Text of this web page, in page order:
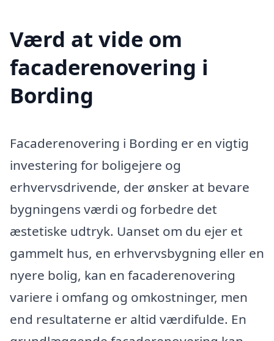
Værd at vide om
facaderenovering i
Bording
Facaderenovering i Bording er en vigtig
investering for boligejere og
erhvervsdrivende, der ønsker at bevare
bygningens værdi og forbedre det
æstetiske udtryk. Uanset om du ejer et
gammelt hus, en erhvervsbygning eller en
nyere bolig, kan en facaderenovering
variere i omfang og omkostninger, men
end resultaterne er altid værdifulde. En